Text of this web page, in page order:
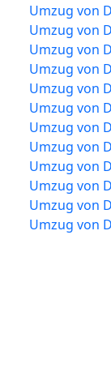
Umzug von
Umzug von
Umzug von
Umzug von
Umzug von
Umzug von
Umzug von
Umzug von
Umzug von
Umzug von
Umzug von
Umzug von